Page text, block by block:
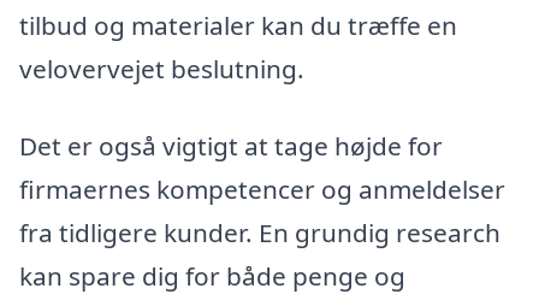
tilbud og materialer kan du træffe en
velovervejet beslutning.
Det er også vigtigt at tage højde for
firmaernes kompetencer og anmeldelser
fra tidligere kunder. En grundig research
kan spare dig for både penge og